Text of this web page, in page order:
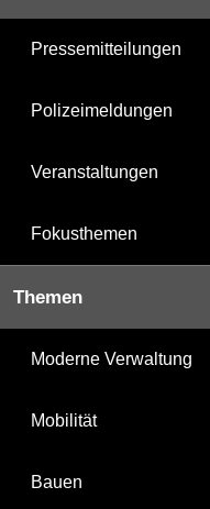
Pressemitteilungen
Polizeimeldungen
Veranstaltungen
Fokusthemen
Themen
Moderne Verwaltung
Mobilität
Bauen